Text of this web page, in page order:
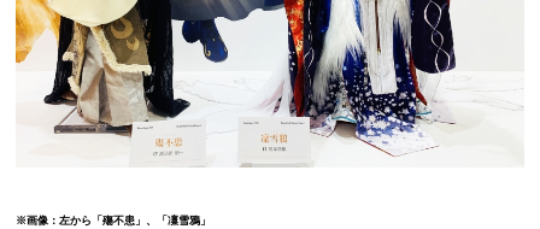
※画像：左から「殤不患」、「凜雪鴉」